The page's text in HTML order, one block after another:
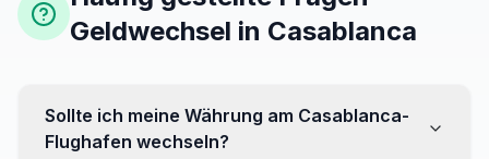
Geldwechsel in Casablanca
Sollte ich meine Währung am Casablanca-
Flughafen wechseln?